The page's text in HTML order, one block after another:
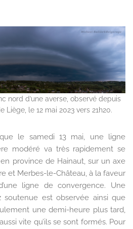
nord d’une averse, observé depuis
Liège, le 12 mai 2023 vers 21h20.
le samedi 13 mai, une ligne
modéré va très rapidement se
province de Hainaut, sur un axe
et Merbes-le-Château, à la faveur
ligne de convergence. Une
soutenue est observée ainsi que
une demi-heure plus tard,
vite qu’ils se sont formés. Pour